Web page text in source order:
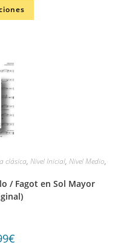
clásica, Nivel Inicial, Nivel Medio,
/ Fagot en Sol Mayor
€